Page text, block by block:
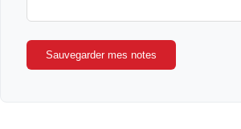
Sauvegarder mes notes